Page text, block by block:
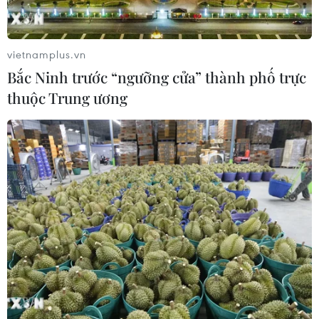
tạo sự khan hiếm giả tạo trong tình hình dịch
COVID-19 để mua vét hàng hóa đã được cơ quan
bình ổn giá hoặc hàng hóa được Nhà nước định
giá nhằm bán lại để thu lợi bất chính thì bị xử
lý về tội đầu cơ theo quy định tại Điều 196 Bộ
luật Hình sự. (Mức phạt tù tối đa đến 15 năm và
còn có thể bị phạt tiền tối đa đến 200 triệu đồng;
cấm đảm nhiệm chức vụ, cấm hành nghề hoặc
làm công việc nhất định từ 1-5 năm).
Người có hành vi lợi dụng dịch COVID-19 đưa ra
thông tin không đúng sự thật về công dụng của
thuốc, vật tư y tế về phòng, chống dịch bệnh
nhằm chiếm đoạt tài sản của người khác thì bị
xử lý về tội lừa đảo chiếm đoạt tài sản theo quy
vietnamplus.vn
Bắc Ninh trước “ngưỡng cửa” thành phố trực
thuộc Trung ương